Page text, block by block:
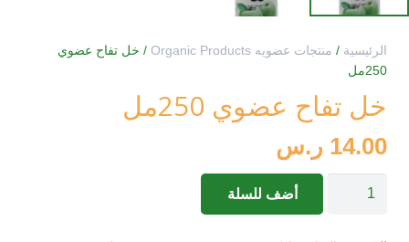
الرئيسية / منتجات عضويه Organic Products
/ خل تفاح عضوي
250مل
خل تفاح عضوي 250مل
14.00 ر.س
كمية
أضف للسلة